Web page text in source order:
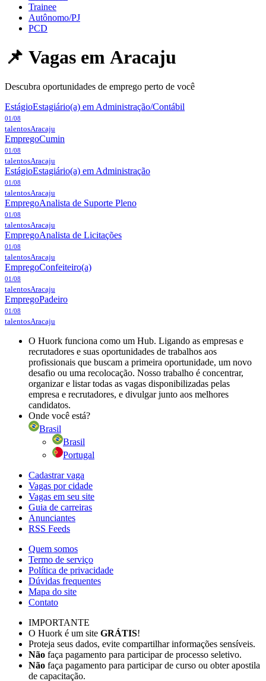
Trainee
Autônomo/PJ
PCD
📌 Vagas em Aracaju
Descubra oportunidades de emprego perto de você
EstágioEstagiário(a) em Administração/Contábil
01/08
talentosAracaju
EmpregoCumin
01/08
talentosAracaju
EstágioEstagiário(a) em Administração
01/08
talentosAracaju
EmpregoAnalista de Suporte Pleno
01/08
talentosAracaju
EmpregoAnalista de Licitações
01/08
talentosAracaju
EmpregoConfeiteiro(a)
01/08
talentosAracaju
EmpregoPadeiro
01/08
talentosAracaju
O Huork funciona como um Hub. Ligando as empresas e
recrutadores e suas oportunidades de trabalhos aos
profissionais que buscam a primeira oportunidade, um novo
desafio ou uma recolocação. Nosso trabalho é concentrar,
organizar e listar todas as vagas disponibilizadas pelas
empresa e recrutadores, e divulgar junto aos melhores
candidatos.
Onde você está?
Brasil
Brasil
Portugal
Cadastrar vaga
Vagas por cidade
Vagas em seu site
Guia de carreiras
Anunciantes
RSS Feeds
Quem somos
Termo de serviço
Política de privacidade
Dúvidas frequentes
Mapa do site
Contato
IMPORTANTE
O Huork é um site GRÁTIS!
Proteja seus dados, evite compartilhar informações sensíveis.
Não faça pagamento para participar de processo seletivo.
Não faça pagamento para participar de curso ou obter apostila
de capacitação.